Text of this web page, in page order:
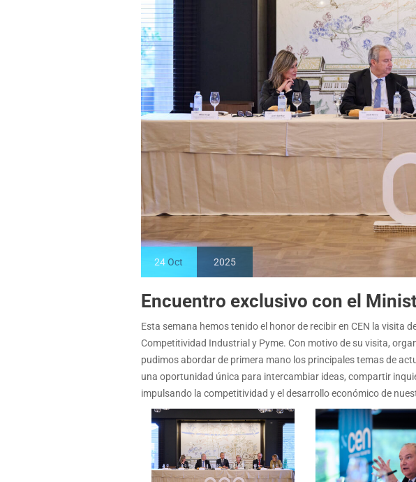
24 Oct 2025
Encuentro exclusivo con el
Esta semana hemos tenido el honor de recibir en CEN la visita
Competitividad Industrial y Pyme. Con motivo de su visita,
pudimos abordar de primera mano los principales temas de
una oportunidad única para intercambiar ideas, compartir
impulsando la competitividad y el desarrollo económico de